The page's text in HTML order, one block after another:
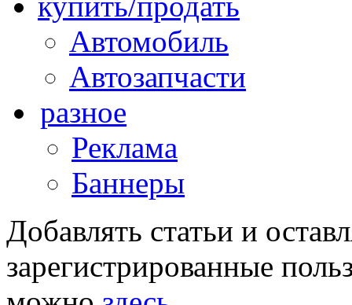
Автомобиль
Автозапчасти
разное
Реклама
Баннеры
Добавлять статьи и
зарегистрированные